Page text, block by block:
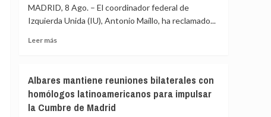
MADRID, 8 Ago. – El coordinador federal de
Izquierda Unida (IU), Antonio Maíllo, ha reclamado...
Leer másLeer
pide
a
Sánchez
Albares mantiene reuniones bilaterales con
homólogos latinoamericanos para impulsar
la Cumbre de Madrid